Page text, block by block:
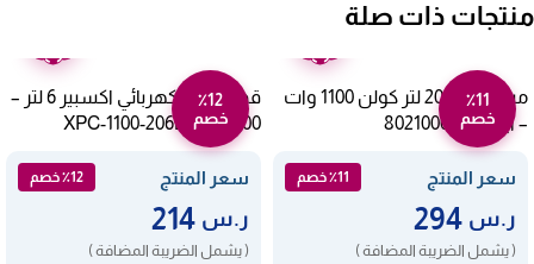
منتجات ذات صلة
٪11
خصم
ميكروويف 20 لتر كولن 1100 وات
– أبيض 802100002
سعر المنتج ٪11 خصم
ر.س
( يشمل الضريبة المضافة )
٪12
خصم
قدر ضغط كهربائي اكسبير 6 لتر –
1000 وات XPC-1100-206L
سعر المنتج ٪12 خصم
ر.س
( يشمل الضريبة المضافة )